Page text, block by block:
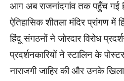
आग अब राजनांदगांव तक पहुँच गई
ऐतिहासिक शीतला मंदिर प्रांगण में
हिंदू संगठनों ने जोरदार विरोध
प्रदर्शनकारियों ने स्टालिन के
नाराजगी जाहिर की और उनके